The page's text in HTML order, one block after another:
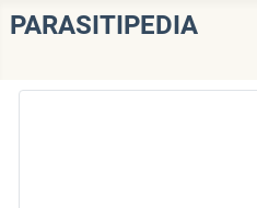
PARASITIPEDIA